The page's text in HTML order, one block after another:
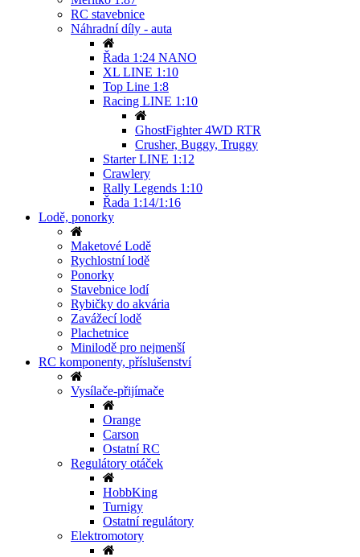
RC stavebnice
Náhradní díly - auta
Řada 1:24 NANO
XL LINE 1:10
Top Line 1:8
Racing LINE 1:10
GhostFighter 4WD RTR
Crusher, Buggy, Truggy
Starter LINE 1:12
Crawlery
Rally Legends 1:10
Řada 1:14/1:16
Lodě, ponorky
Maketové Lodě
Rychlostní lodě
Ponorky
Stavebnice lodí
Rybičky do akvária
Zavážecí lodě
Plachetnice
Minilodě pro nejmenší
RC komponenty, příslušenství
Vysílače-přijímače
Orange
Carson
Ostatní RC
Regulátory otáček
HobbKing
Turnigy
Ostatní regulátory
Elektromotory